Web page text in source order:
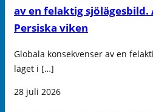
av en felaktig sjölägesbild.
Persiska viken
Globala konsekvenser av en
läget i […]
28 juli 2026